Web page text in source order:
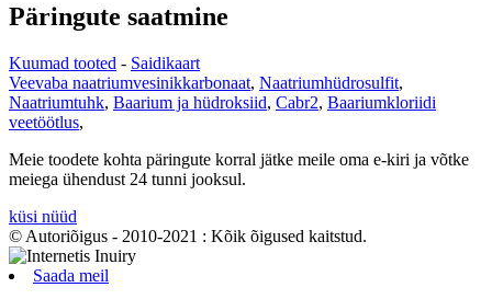
Päringute saatmine
Kuumad tooted - Saidikaart
Veevaba naatriumvesinikkarbonaat, Naatriumhüdrosulfit,
Naatriumtuhk, Baarium ja hüdroksiid, Cabr2, Baariumkloriidi
veetöötlus,
Meie toodete kohta päringute korral jätke meile oma e-kiri ja võtke
meiega ühendust 24 tunni jooksul.
küsi nüüd
© Autoriõigus - 2010-2021 : Kõik õigused kaitstud.
Saada meil